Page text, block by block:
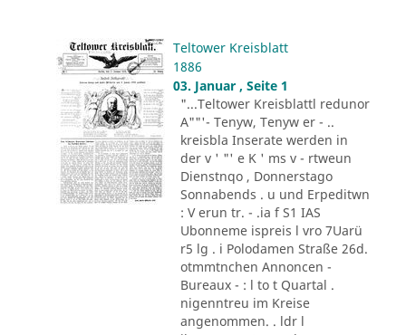
Teltower Kreisblatt
1886
03. Januar , Seite 1
"...Teltower Kreisblattl redunor
A""'- Tenyw, Tenyw er - ..
kreisbla Inserate werden in
der v ' "' e K ' ms v - rtweun
Dienstnqo , Donnerstago
Sonnabends . u und Erpeditwn
: V erun tr. - .ia f S1 IAS
Ubonneme ispreis l vro 7Uarü
r5 lg . i Polodamen Straße 26d.
otmmtnchen Annoncen -
Bureaux - : l to t Quartal .
nigenntreu im Kreise
angenommen. . ldr l